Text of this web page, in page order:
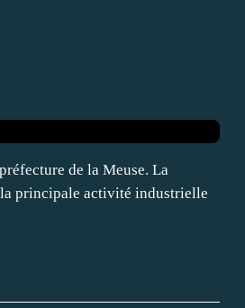
de la Meuse. La
principale activité industrielle